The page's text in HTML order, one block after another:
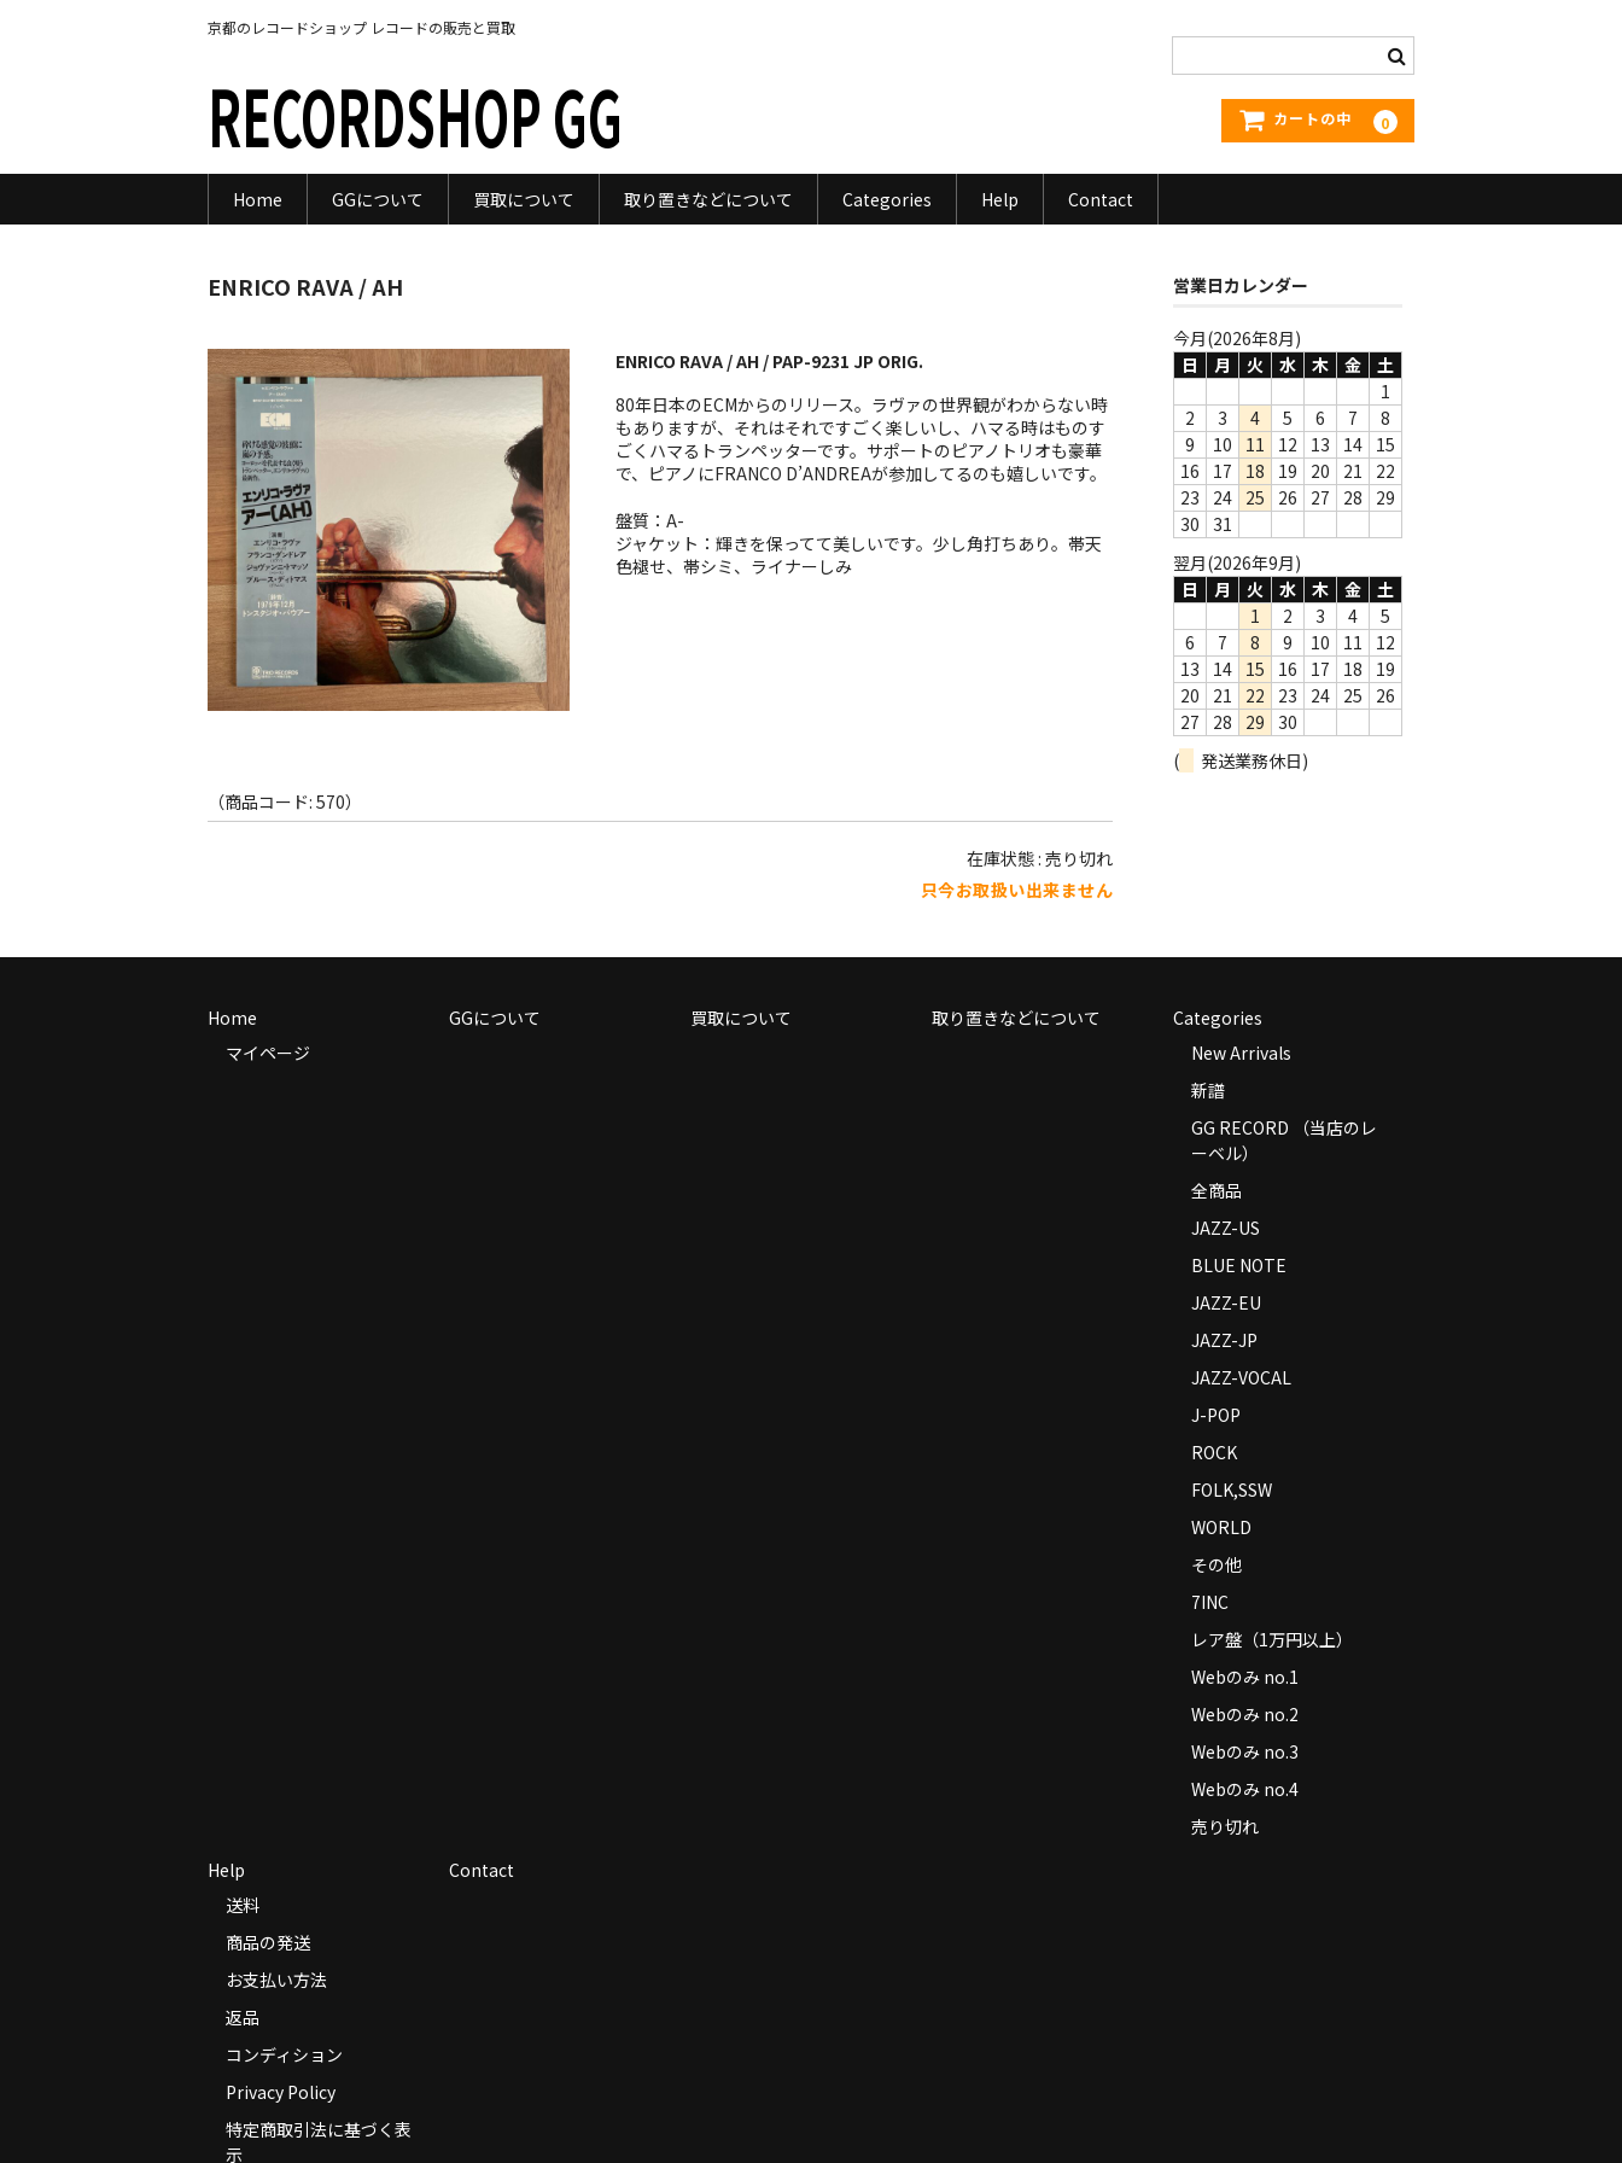
京都のレコードショップ レコードの販売と買取
RECORDSHOP GG カートの中 0
Home GGについて 買取について 取り置きなどについて Categories Help Contact
ENRICO RAVA / AH
ENRICO RAVA / AH / PAP-9231 JP ORIG.
80年日本のECMからのリリース。ラヴァの世界観がわからない時
もありますが、それはそれですごく楽しいし、ハマる時はものす
ごくハマるトランペッターです。サポートのピアノトリオも豪華
で、ピアノにFRANCO D’ANDREAが参加してるのも嬉しいです。
盤質：A-
ジャケット：輝きを保ってて美しいです。少し角打ちあり。帯天
色褪せ、帯シミ、ライナーしみ
（商品コード: 570）
在庫状態 : 売り切れ
只今お取扱い出来ません
営業日カレンダー
今月(2026年8月)
日
月 火 水 木 金
土
1
2
3 4 5 6 7
8
9
10 11 12 13 14 15
16
17 18 19 20 21
22
23
24 25 26 27 28
29
30
31
翌月(2026年9月)
日
月 火 水 木 金
土
1
2 3 4
5
6
7 8 9 10 11
12
13
14 15 16 17 18
19
20
21 22 23 24 25
26
27
28 29
30
(
発送業務休日)
Home
マイページ
GGについて 買取について 取り置きなどについて
Categories
New Arrivals
新譜
GG RECORD （当店のレ
ーベル）
全商品
JAZZ-US
BLUE NOTE
JAZZ-EU
JAZZ-JP
JAZZ-VOCAL
J-POP
ROCK
FOLK,SSW
WORLD
その他
7INC
レア盤（1万円以上）
Webのみ no.1
Webのみ no.2
Webのみ no.3
Webのみ no.4
売り切れ
Help
送料
商品の発送
お支払い方法
返品
コンディション
Privacy Policy
特定商取引法に基づく表
示
Contact